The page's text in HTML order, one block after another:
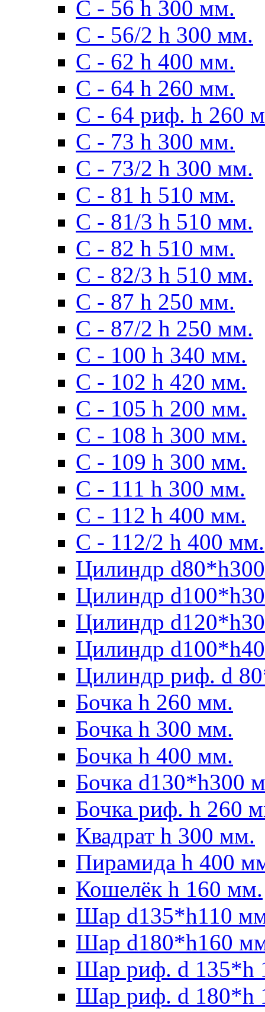
С - 56 h 300 мм.
С - 56/2 h 300 мм.
С - 62 h 400 мм.
С - 64 h 260 мм.
С - 64 риф. h 260
С - 73 h 300 мм.
С - 73/2 h 300 мм.
С - 81 h 510 мм.
С - 81/3 h 510 мм.
С - 82 h 510 мм.
С - 82/3 h 510 мм.
С - 87 h 250 мм.
С - 87/2 h 250 мм.
С - 100 h 340 мм.
C - 102 h 420 мм.
С - 105 h 200 мм.
С - 108 h 300 мм.
С - 109 h 300 мм.
С - 111 h 300 мм.
C - 112 h 400 мм.
С - 112/2 h 400 мм.
Цилиндр
Цилиндр
Цилиндр
Цилиндр
Цилиндр риф. d
Бочка h 260 мм.
Бочка h 300 мм.
Бочка h 400 мм.
Бочка d130*h300
Бочка риф. h 260
Квадрат h 300 мм.
Пирамида h 400
Кошелёк h 160 мм.
Шар d135*h110
Шар d180*h160
Шар риф. d 135*h
Шар риф. d 180*h